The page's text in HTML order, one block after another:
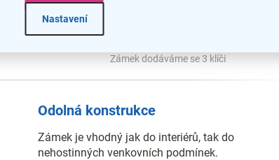
Nastavení
Zámek dodáváme se 3 klíči
Odolná konstrukce
Zámek je vhodný jak do interiérů, tak do
nehostinných venkovních podmínek.